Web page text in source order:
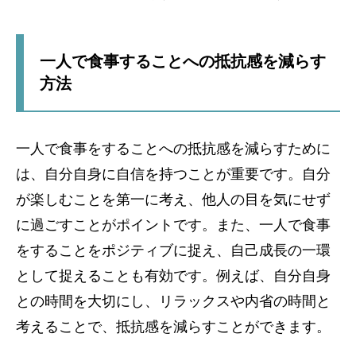
一人で食事することへの抵抗感を減らす
方法
一人で食事をすることへの抵抗感を減らすために
は、自分自身に自信を持つことが重要です。自分
が楽しむことを第一に考え、他人の目を気にせず
に過ごすことがポイントです。また、一人で食事
をすることをポジティブに捉え、自己成長の一環
として捉えることも有効です。例えば、自分自身
との時間を大切にし、リラックスや内省の時間と
考えることで、抵抗感を減らすことができます。